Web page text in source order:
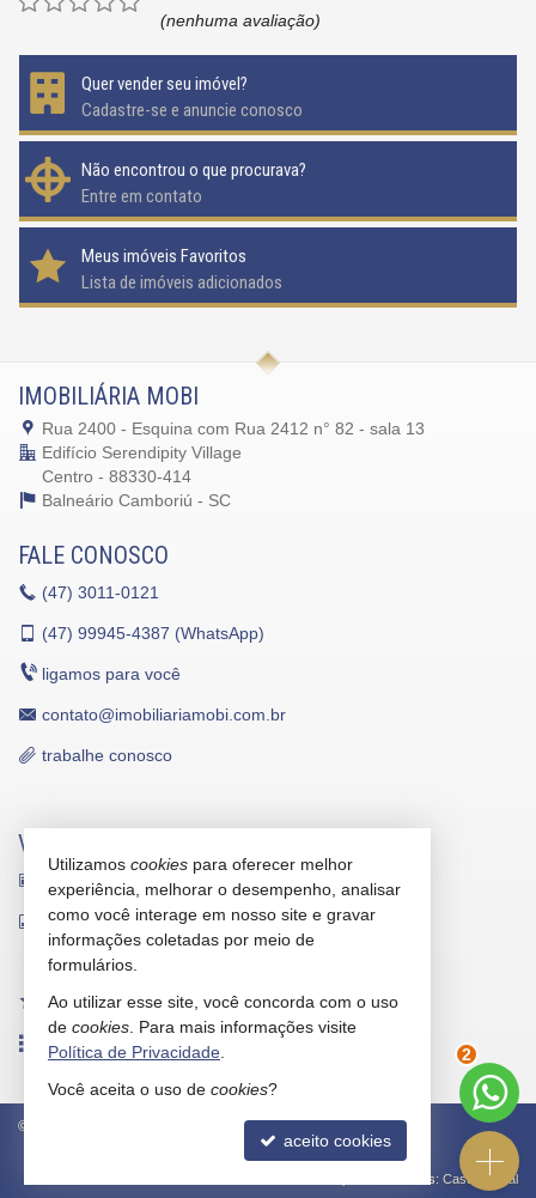
(nenhuma avaliação)
Quer vender seu imóvel?
Cadastre-se e anuncie conosco
Não encontrou o que procurava?
Entre em contato
Meus imóveis Favoritos
Lista de imóveis adicionados
IMOBILIÁRIA MOBI
Rua 2400 - Esquina com Rua 2412 n° 82 - sala 13
Edifício Serendipity Village
Centro - 88330-414
Balneário Camboriú - SC
FALE CONOSCO
(47) 3011-0121
(47) 99945-4387 (WhatsApp)
ligamos para você
contato@imobiliariamobi.com.br
trabalhe conosco
VEJA MAIS
receba nosso newsletter
indicadores financeiros
cadastre seu imóvel
imóveis favoritos
mapa de imóveis
© Política de Privacidade
Site para imobiliárias: Castel Digital
2
Utilizamos cookies para oferecer melhor
experiência, melhorar o desempenho, analisar
como você interage em nosso site e gravar
informações coletadas por meio de
formulários.
Ao utilizar esse site, você concorda com o uso
de cookies . Para mais informações visite
Política de Privacidade
Você aceita o uso de cookies?
aceito cookies